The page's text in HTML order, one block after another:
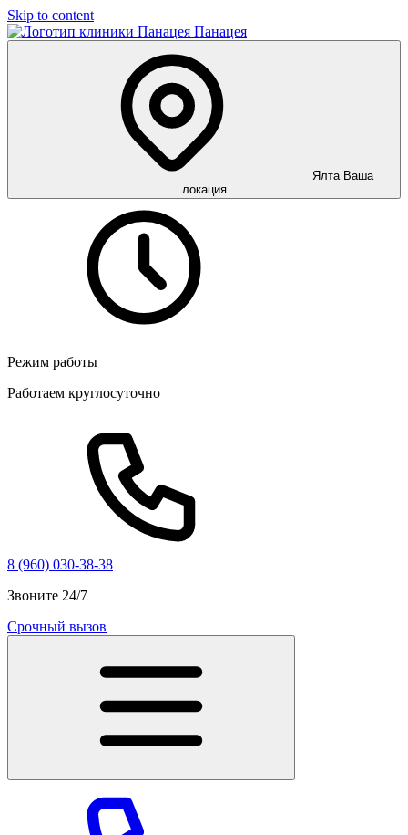
Skip to content
Панацея
Ялта Ваша
локация
Режим работы
Работаем круглосуточно
8 (960) 030-38-38
Звоните 24/7
Срочный вызов